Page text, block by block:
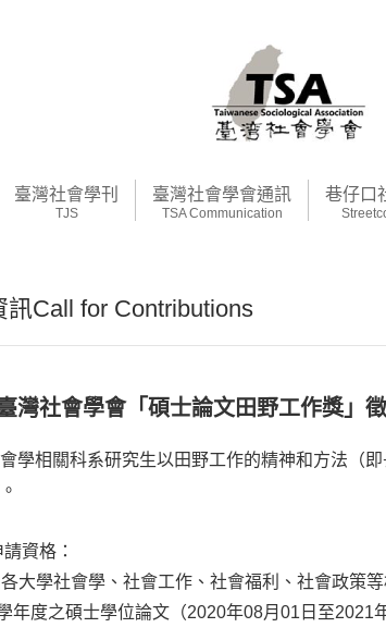
臺灣社會學刊
TJS
臺灣社會學會通訊
TSA Communication
巷仔口
訊Call for Contributions
灣社會學會「碩士論文田野工作獎」
學相關科系研究生以田野工作的精神和方法（
請資格：
各大學社會學、社會工作、社會福利、社會政策
年度之碩士學位論文（2020年08月 01 日至2021